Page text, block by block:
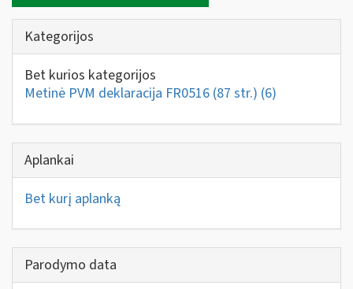
Kategorijos
Bet kurios kategorijos
Metinė PVM deklaracija FR0516 (87 str.) (6)
Aplankai
Bet kurį aplanką
Parodymo data